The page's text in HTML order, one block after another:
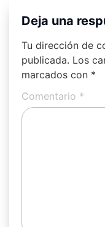
Deja una
Tu dirección de
publicada. Los
marcados con *
Comentario *